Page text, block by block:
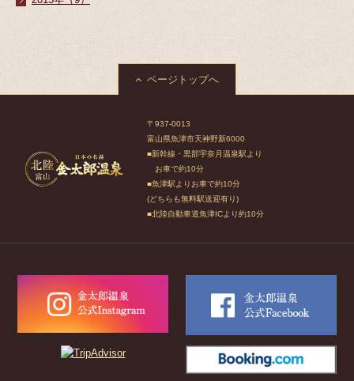
ページトップへ
〒937-0013
富山県魚津市天神野新6000
■新幹線・黒部宇奈月温泉駅より
お車で約10分
■魚津駅よりお車で約10分
(どちらも無料駅送迎有り)
■北陸自動車道魚津ICより約10分